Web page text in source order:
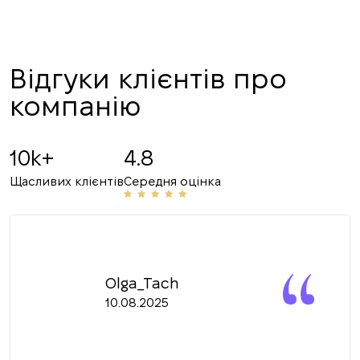
Відгуки клієнтів про
компанію
10k+
Щасливих клієнтів
4.8
Середня оцінка
Olga_Tach
10.08.2025